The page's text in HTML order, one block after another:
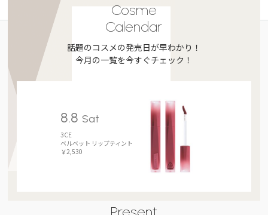
Cosme
Calendar
話題のコスメの発売日が早わかり！
今月の一覧を今すぐチェック！
8.8 Sat
3CE
ベルベット リップティント
￥2,530